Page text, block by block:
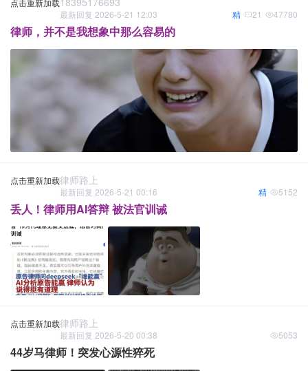
点击重新加载
最新回复 2026-5-21 12:03 47780
21
精
律师，并不是我想象中那么容易的
点击重新加载律师路上
最新回复 2026-5-21 00:16 5152
精
丢人！律师用AI答辩 被法官训诫
点击重新加载律师路上
最新回复 2026-5-20 00:38 5053
44岁马律师！突发心源性猝死